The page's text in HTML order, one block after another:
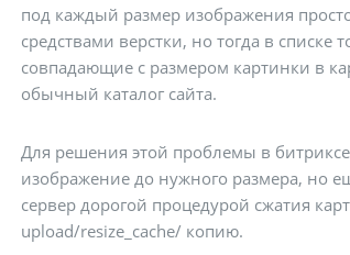
под каждый размер изображения
средствами верстки, но тогда в
совпадающие с размером картинки в
обычный каталог сайта.
Для решения этой проблемы в
изображение до нужного размера, но
сервер дорогой процедурой сжатия
upload/resize_cache/ копию.